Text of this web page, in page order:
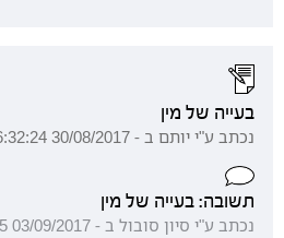
בעייה של מין
נכתב ע"י יותם ב - 30/08/2017 16:32:24
תשובה: בעייה של מין
נכתב ע"י סיון סובול ב - 03/09/2017 09:08:35